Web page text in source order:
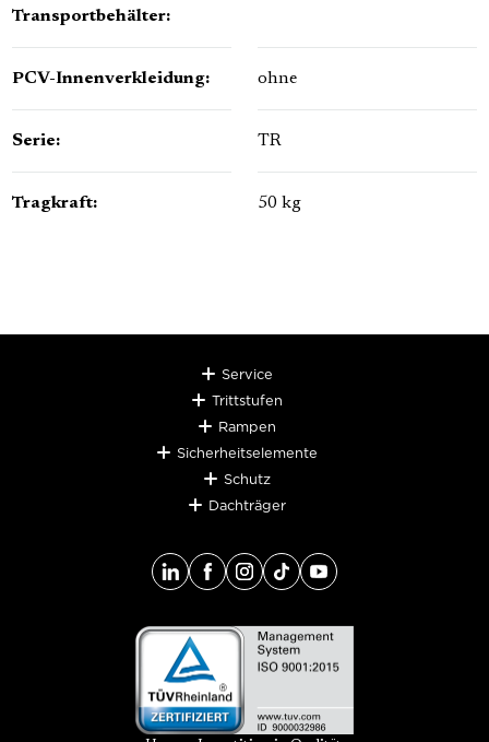
Transportbehälter:
PCV-Innenverkleidung: ohne
Serie: TR
Tragkraft: 50 kg
Service
Trittstufen
Rampen
Sicherheitselemente
Schutz
Dachträger